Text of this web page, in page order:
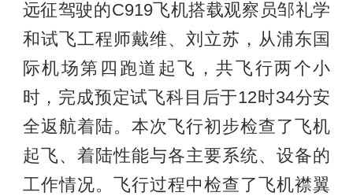
远征驾驶的C919飞机搭载观察员邹礼学
和试飞工程师戴维、刘立苏，从浦东国
际机场第四跑道起飞，共飞行两个小
时，完成预定试飞科目后于12时34分安
全返航着陆。本次飞行初步检查了飞机
起飞、着陆性能与各主要系统、设备的
工作情况。飞行过程中检查了飞机襟翼